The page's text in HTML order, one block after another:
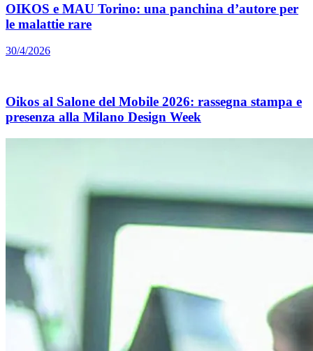
OIKOS e MAU Torino: una panchina d’autore per
le malattie rare
30/4/2026
Oikos al Salone del Mobile 2026: rassegna stampa e
presenza alla Milano Design Week